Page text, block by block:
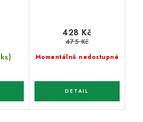
Momentálně nedostupné
428 Kč
475 Kč